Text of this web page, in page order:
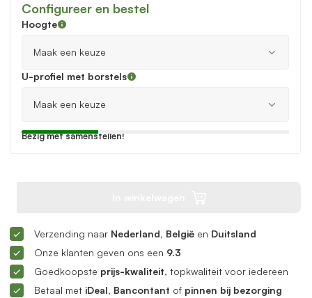
Configureer en bestel
Hoogte
U-profiel met borstels
Bezig met samenstellen!
Verzending naar Nederland, België en Duitsland
Onze klanten geven ons een 9.3
Goedkoopste prijs-kwaliteit, topkwaliteit voor iedereen
Betaal met iDeal, Bancontant of pinnen bij bezorging